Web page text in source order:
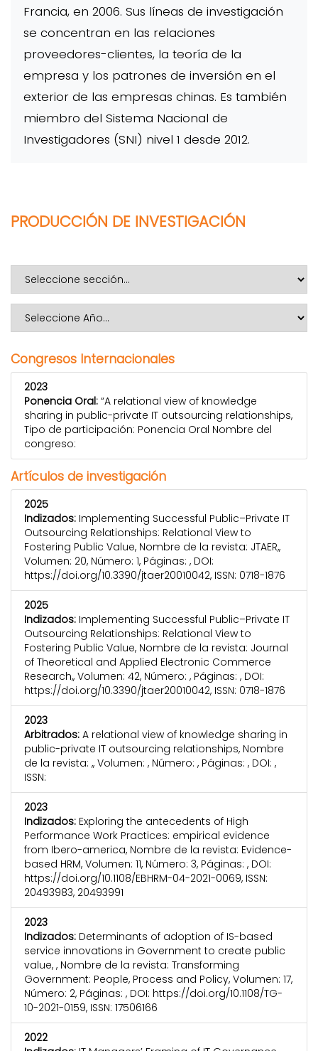
Francia, en 2006. Sus líneas de investigación
se concentran en las relaciones
proveedores-clientes, la teoría de la
empresa y los patrones de inversión en el
exterior de las empresas chinas. Es también
miembro del Sistema Nacional de
Investigadores (SNI) nivel 1 desde 2012.
PRODUCCIÓN DE INVESTIGACIÓN
Congresos Internacionales
2023
Ponencia Oral: “A relational view of knowledge
sharing in public-private IT outsourcing relationships,
Tipo de participación: Ponencia Oral Nombre del
congreso:
Artículos de investigación
2025
Indizados: Implementing Successful Public–Private IT
Outsourcing Relationships: Relational View to
Fostering Public Value, Nombre de la revista: JTAER,,
Volumen: 20, Número: 1, Páginas: , DOI:
https://doi.org/10.3390/jtaer20010042, ISSN: 0718-1876
2025
Indizados: Implementing Successful Public–Private IT
Outsourcing Relationships: Relational View to
Fostering Public Value, Nombre de la revista: Journal
of Theoretical and Applied Electronic Commerce
Research,, Volumen: 42, Número: , Páginas: , DOI:
https://doi.org/10.3390/jtaer20010042, ISSN: 0718-1876
2023
Arbitrados: A relational view of knowledge sharing in
public-private IT outsourcing relationships, Nombre
de la revista: ,, Volumen: , Número: , Páginas: , DOI: ,
ISSN:
2023
Indizados: Exploring the antecedents of High
Performance Work Practices: empirical evidence
from Ibero-america, Nombre de la revista: Evidence-
based HRM, Volumen: 11, Número: 3, Páginas: , DOI:
https://doi.org/10.1108/EBHRM-04-2021-0069, ISSN:
20493983, 20493991
2023
Indizados: Determinants of adoption of IS-based
service innovations in Government to create public
value, , Nombre de la revista: Transforming
Government: People, Process and Policy, Volumen: 17,
Número: 2, Páginas: , DOI: https://doi.org/10.1108/TG-
10-2021-0159, ISSN: 17506166
2022